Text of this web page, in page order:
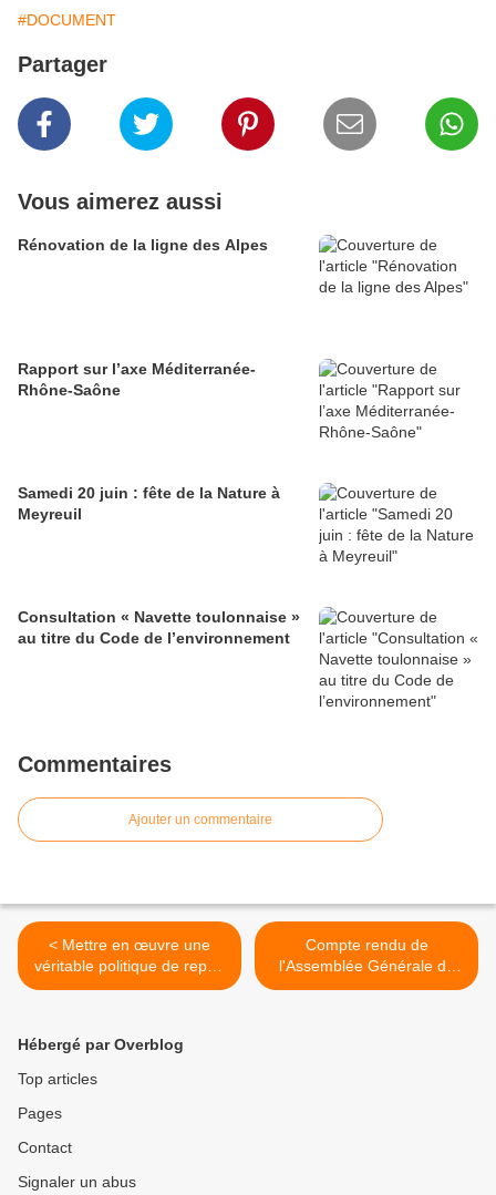
#DOCUMENT
Partager
Vous aimerez aussi
Rénovation de la ligne des Alpes
Rapport sur l’axe Méditerranée-
Rhône-Saône
Samedi 20 juin : fête de la Nature à
Meyreuil
Consultation « Navette toulonnaise »
au titre du Code de l’environnement
Commentaires
Ajouter un commentaire
< Mettre en œuvre une
véritable politique de report
modal.
Compte rendu de
l'Assemblée Générale de
NOSTERPACA 21
Hébergé par Overblog
Top articles
Pages
Contact
Signaler un abus